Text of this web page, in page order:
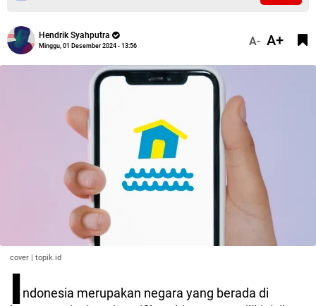
Hendrik Syahputra
Minggu, 01 Desember 2024 - 13:56 A- A+
cover | topik.id
Indonesia merupakan negara yang berada di